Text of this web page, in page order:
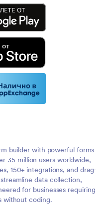
builder with powerful forms
35 million users worldwide,
150+ integrations, and drag-
data collection,
for businesses requiring
without coding.